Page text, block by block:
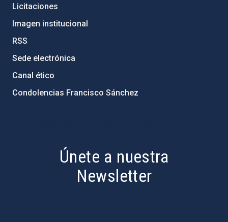
Licitaciones
Imagen institucional
RSS
Sede electrónica
Canal ético
Condolencias Francisco Sánchez
Únete a nuestra
Newsletter